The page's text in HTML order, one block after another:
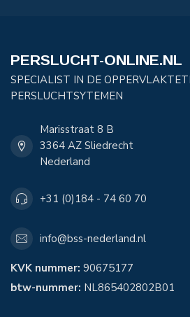
PERSLUCHT-ONLINE.NL
SPECIALIST IN DE
PERSLUCHTSYTEMEN
Marisstraat 8 B
3364 AZ Sliedrecht
Nederland
+31 (0)184 - 74 60 70
info@bss-nederland.nl
KVK nummer: 90675177
btw-nummer: NL865402802B01